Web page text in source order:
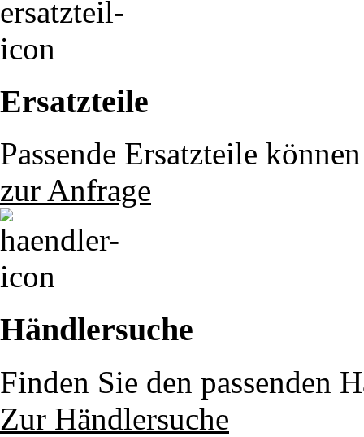
Ersatzteile
Passende Ersatzteile
zur Anfrage
Händlersuche
Finden Sie den passenden
Zur Händlersuche